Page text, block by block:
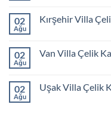
02
Ağu
Kırşehir Villa
02
Ağu
Van Villa Çelik
02
Ağu
Uşak Villa Çelik